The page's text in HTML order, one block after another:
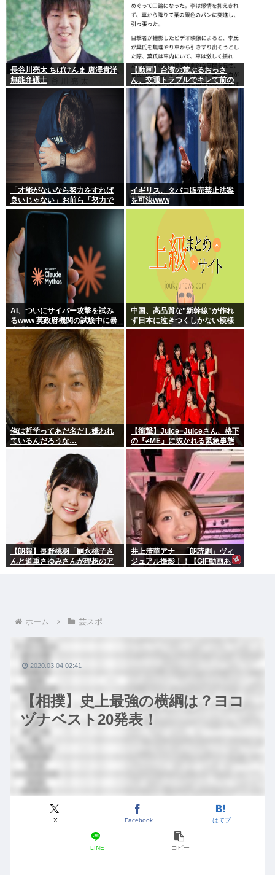
長谷川亮太 ちばけんま 唐澤貴洋
無能弁護士
【動画】台湾の荒ぶるおっさ
ん、交通トラブルでキレて前の
車の運転手をナイフで斬りつけ
るも壮絶な返り討ちにあう
「才能がないなら努力をすれば
良いじゃない」お前ら「努力で
きるのも才能だよ」←は？
イギリス、タバコ販売禁止法案
を可決www
AI、ついにサイバー攻撃を試み
るwww 英政府機関の試験中に暴
走「架空人物になり承認要求」
中国、高品質な”新幹線”が作れ
ず日本に泣きつくしかない模様
www
俺は哲学ってあだ名だし嫌われ
ているんだろうな…
【衝撃】Juice=Juiceさん、格下
の『≠ME』に抜かれる緊急事態
ｗｗｗｗｗｗｗｗｗｗｗｗ
【朗報】長野桃羽「嗣永桃子さ
んと道重さゆみさんが理想のア
井上清華アナ 「朗読劇」ヴィ
ジュアル撮影！！【GIF動画あ
ホーム 芸スポ
【相撲】史上最強の横綱は？ヨコ
ヅナベスト20発表！
X Facebook はてブ
LINE コピー
2020.03.04 02:41